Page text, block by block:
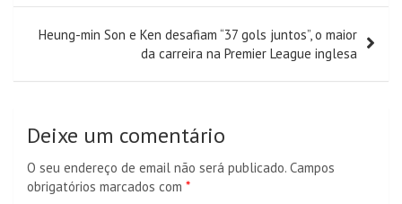
Heung-min Son e Ken desafiam “37 gols juntos”, o maior
da carreira na Premier League inglesa
Deixe um comentário
O seu endereço de email não será publicado. Campos
obrigatórios marcados com *